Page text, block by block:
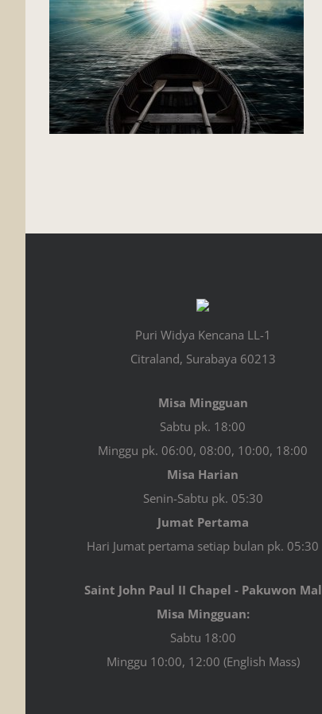
Puri Widya Kencana LL-1
Citraland, Surabaya 60213
Misa Mingguan
Sabtu pk. 18:00
Minggu pk. 06:00, 08:00, 10:00, 18:00
Misa Harian
Senin-Sabtu pk. 05:30
Jumat Pertama
Hari Jumat pertama setiap bulan pk. 05:30
Saint John Paul II Chapel - Pakuwon Mal
Misa Mingguan:
Sabtu 18:00
Minggu 10:00, 12:00 (English Mass)